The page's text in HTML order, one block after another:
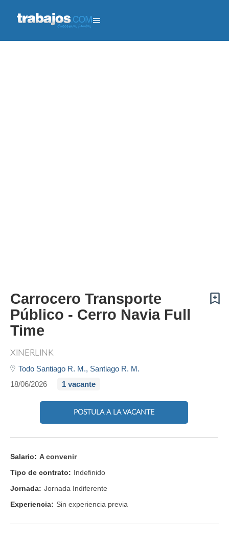
Carrocero Transporte
Público - Cerro Navia Full
Time
XINERLINK
Todo Santiago R. M., Santiago R. M.
18/06/2026
1 vacante
POSTULA A LA VACANTE
Salario: A convenir
Tipo de contrato: Indefinido
Jornada: Jornada Indiferente
Experiencia: Sin experiencia previa